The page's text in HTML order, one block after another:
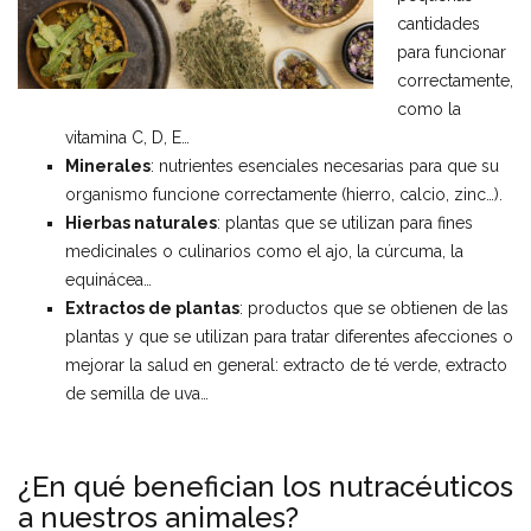
cantidades
para funcionar
correctamente,
como la
vitamina C, D, E…
Minerales: nutrientes esenciales necesarias para que su
organismo funcione correctamente (hierro, calcio, zinc…).
Hierbas naturales: plantas que se utilizan para fines
medicinales o culinarios como el ajo, la cúrcuma, la
equinácea…
Extractos de plantas: productos que se obtienen de las
plantas y que se utilizan para tratar diferentes afecciones o
mejorar la salud en general: extracto de té verde, extracto
de semilla de uva…
¿En qué benefician los nutracéuticos
a nuestros animales?